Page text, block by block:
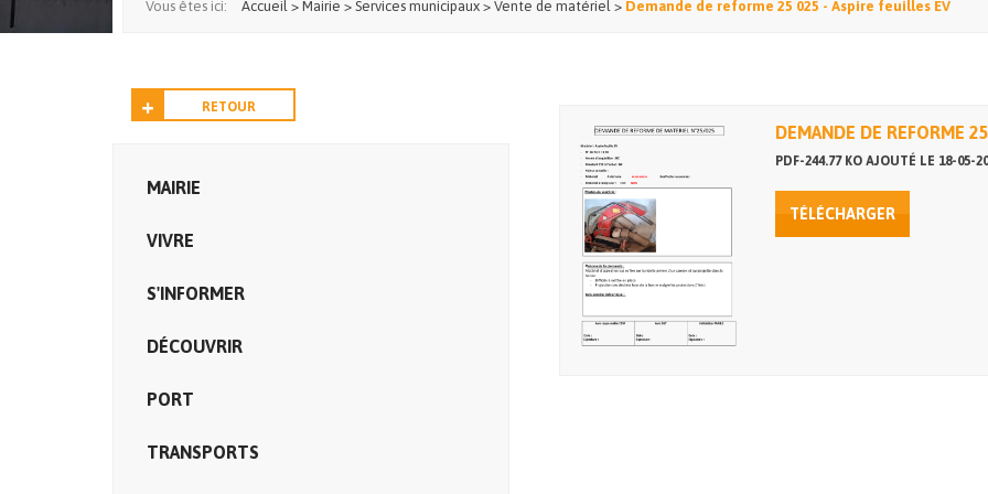
Vous êtes ici: Accueil > Mairie > Services municipaux > Vente de matériel > Demande de reforme 25 025 - Aspire feuilles EV
RETOUR
MAIRIE
VIVRE
S'INFORMER
DÉCOUVRIR
PORT
TRANSPORTS
DEMANDE DE REFORME
PDF-244.77 KO AJOUTÉ LE 18-05-
TÉLÉCHARGER